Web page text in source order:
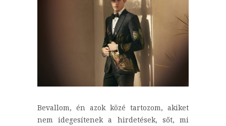
Bevallom, én azok közé tartozom, akiket
nem idegesítenek a hirdetések, sőt, mi